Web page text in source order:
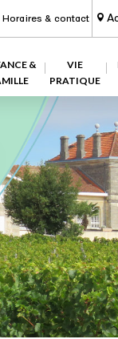
Horaires & contact
&
VIE
PRATIQUE